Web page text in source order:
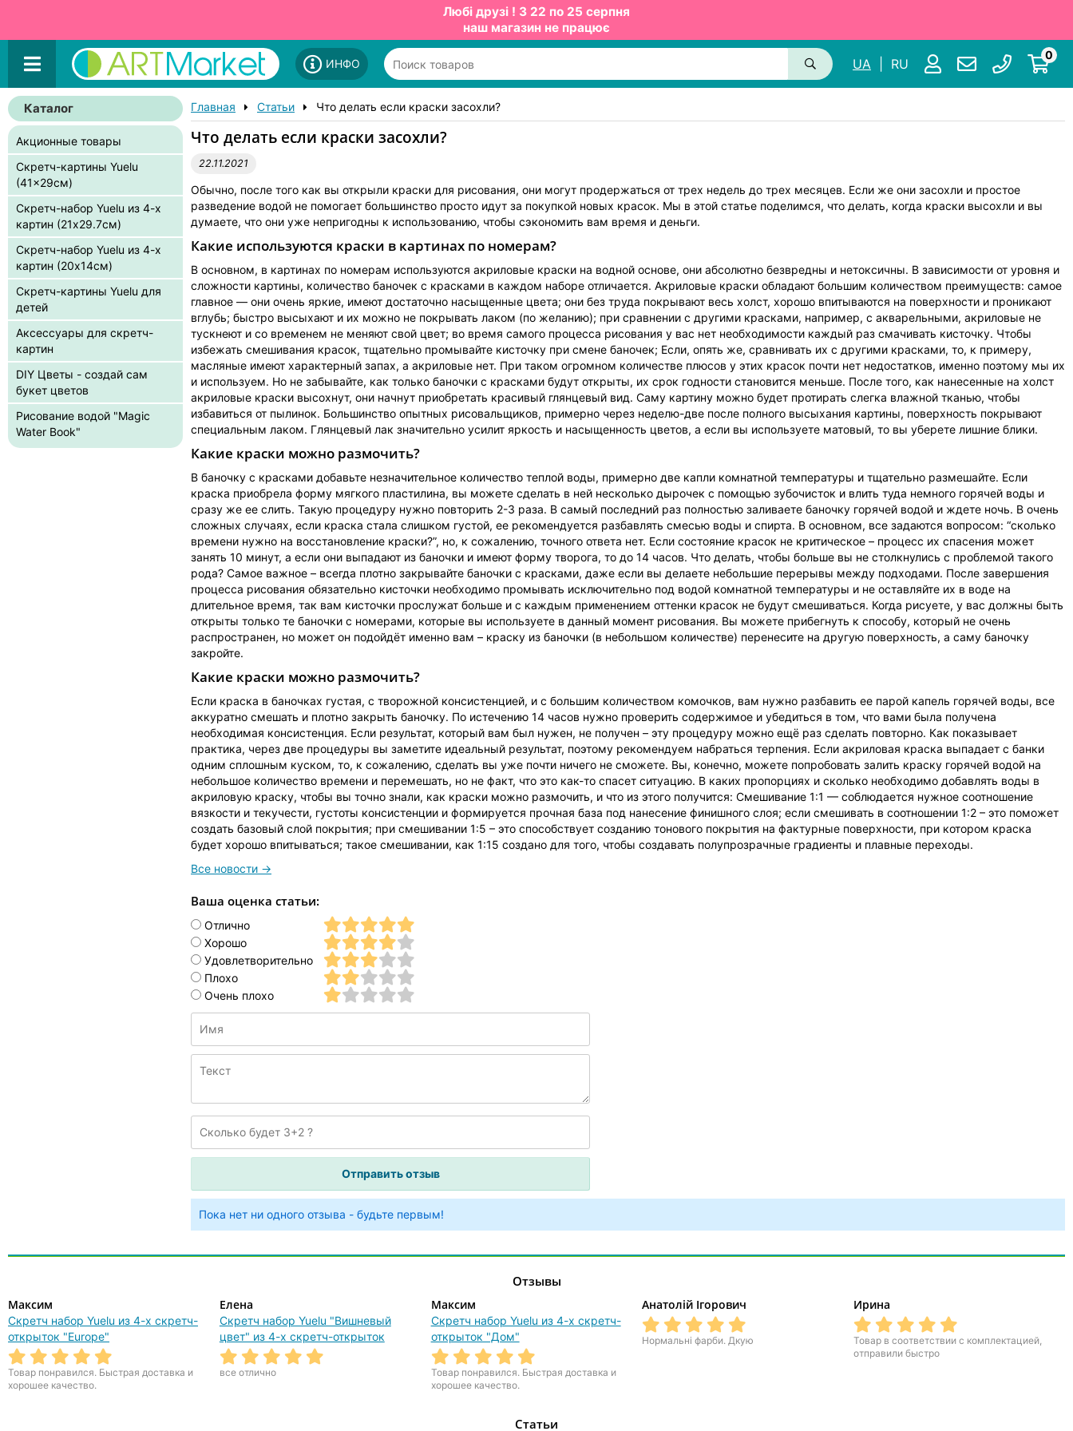
Любі друзі ! З 22 по 25 серпня
наш магазин не працює
ИНФО UA RU
0
Каталог
Акционные товары
Скретч-картины Yuelu
(41x29см)
Скретч-набор Yuelu из 4-х
картин (21x29.7см)
Скретч-набор Yuelu из 4-х
картин (20x14см)
Скретч-картины Yuelu для
детей
Аксессуары для скретч-
картин
DIY Цветы - создай сам
букет цветов
Рисование водой "Magic
Water Book"
Главная Статьи Что делать если краски засохли?
Что делать если краски засохли?
22.11.2021
Обычно, после того как вы открыли краски для рисования, они могут продержаться от трех недель до трех месяцев. Если же они засохли и простое
разведение водой не помогает большинство просто идут за покупкой новых красок. Мы в этой статье поделимся, что делать, когда краски высохли и вы
думаете, что они уже непригодны к использованию, чтобы сэкономить вам время и деньги.
Какие используются краски в картинах по номерам?
В основном, в картинах по номерам используются акриловые краски на водной основе, они абсолютно безвредны и нетоксичны. В зависимости от уровня и
сложности картины, количество баночек с красками в каждом наборе отличается. Акриловые краски обладают большим количеством преимуществ: самое
главное — они очень яркие, имеют достаточно насыщенные цвета; они без труда покрывают весь холст, хорошо впитываются на поверхности и проникают
вглубь; быстро высыхают и их можно не покрывать лаком (по желанию); при сравнении с другими красками, например, с акварельными, акриловые не
тускнеют и со временем не меняют свой цвет; во время самого процесса рисования у вас нет необходимости каждый раз смачивать кисточку. Чтобы
избежать смешивания красок, тщательно промывайте кисточку при смене баночек; Если, опять же, сравнивать их с другими красками, то, к примеру,
масляные имеют характерный запах, а акриловые нет. При таком огромном количестве плюсов у этих красок почти нет недостатков, именно поэтому мы их
и используем. Но не забывайте, как только баночки с красками будут открыты, их срок годности становится меньше. После того, как нанесенные на холст
акриловые краски высохнут, они начнут приобретать красивый глянцевый вид. Саму картину можно будет протирать слегка влажной тканью, чтобы
избавиться от пылинок. Большинство опытных рисовальщиков, примерно через неделю-две после полного высыхания картины, поверхность покрывают
специальным лаком. Глянцевый лак значительно усилит яркость и насыщенность цветов, а если вы используете матовый, то вы уберете лишние блики.
Какие краски можно размочить?
В баночку с красками добавьте незначительное количество теплой воды, примерно две капли комнатной температуры и тщательно размешайте. Если
краска приобрела форму мягкого пластилина, вы можете сделать в ней несколько дырочек с помощью зубочисток и влить туда немного горячей воды и
сразу же ее слить. Такую процедуру нужно повторить 2-3 раза. В самый последний раз полностью заливаете баночку горячей водой и ждете ночь. В очень
сложных случаях, если краска стала слишком густой, ее рекомендуется разбавлять смесью воды и спирта. В основном, все задаются вопросом: “сколько
времени нужно на восстановление краски?”, но, к сожалению, точного ответа нет. Если состояние красок не критическое – процесс их спасения может
занять 10 минут, а если они выпадают из баночки и имеют форму творога, то до 14 часов. Что делать, чтобы больше вы не столкнулись с проблемой такого
рода? Самое важное – всегда плотно закрывайте баночки с красками, даже если вы делаете небольшие перерывы между подходами. После завершения
процесса рисования обязательно кисточки необходимо промывать исключительно под водой комнатной температуры и не оставляйте их в воде на
длительное время, так вам кисточки прослужат больше и с каждым применением оттенки красок не будут смешиваться. Когда рисуете, у вас должны быть
открыты только те баночки с номерами, которые вы используете в данный момент рисования. Вы можете прибегнуть к способу, который не очень
распространен, но может он подойдёт именно вам – краску из баночки (в небольшом количестве) перенесите на другую поверхность, а саму баночку
закройте.
Какие краски можно размочить?
Если краска в баночках густая, с творожной консистенцией, и с большим количеством комочков, вам нужно разбавить ее парой капель горячей воды, все
аккуратно смешать и плотно закрыть баночку. По истечению 14 часов нужно проверить содержимое и убедиться в том, что вами была получена
необходимая консистенция. Если результат, который вам был нужен, не получен – эту процедуру можно ещё раз сделать повторно. Как показывает
практика, через две процедуры вы заметите идеальный результат, поэтому рекомендуем набраться терпения. Если акриловая краска выпадает с банки
одним сплошным куском, то, к сожалению, сделать вы уже почти ничего не сможете. Вы, конечно, можете попробовать залить краску горячей водой на
небольшое количество времени и перемешать, но не факт, что это как-то спасет ситуацию. В каких пропорциях и сколько необходимо добавлять воды в
акриловую краску, чтобы вы точно знали, как краски можно размочить, и что из этого получится: Смешивание 1:1 — соблюдается нужное соотношение
вязкости и текучести, густоты консистенции и формируется прочная база под нанесение финишного слоя; если смешивать в соотношении 1:2 – это поможет
создать базовый слой покрытия; при смешивании 1:5 – это способствует созданию тонового покрытия на фактурные поверхности, при котором краска
будет хорошо впитываться; такое смешивании, как 1:15 создано для того, чтобы создавать полупрозрачные градиенты и плавные переходы.
Все новости →
Ваша оценка статьи:
Отлично
Хорошо
Удовлетворительно
Плохо
Очень плохо
Пока нет ни одного отзыва - будьте первым!
Отзывы
Максим
Скретч набор Yuelu из 4-х скретч-
открыток "Europe"
Товар понравился. Быстрая доставка и
хорошее качество.
Елена
Скретч набор Yuelu "Вишневый
цвет" из 4-х скретч-открыток
все отлично
Максим
Скретч набор Yuelu из 4-х скретч-
открыток "Дом"
Товар понравился. Быстрая доставка и
хорошее качество.
Анатолій Ігорович
Нормальні фарби. Дкую
Ирина
Товар в соответствии с комплектацией,
отправили быстро
Статьи